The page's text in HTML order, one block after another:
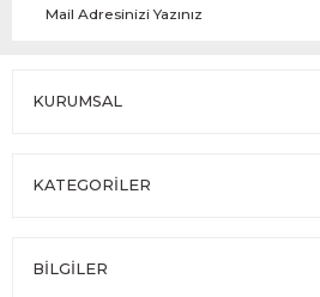
KURUMSAL
KATEGORİLER
BİLGİLER